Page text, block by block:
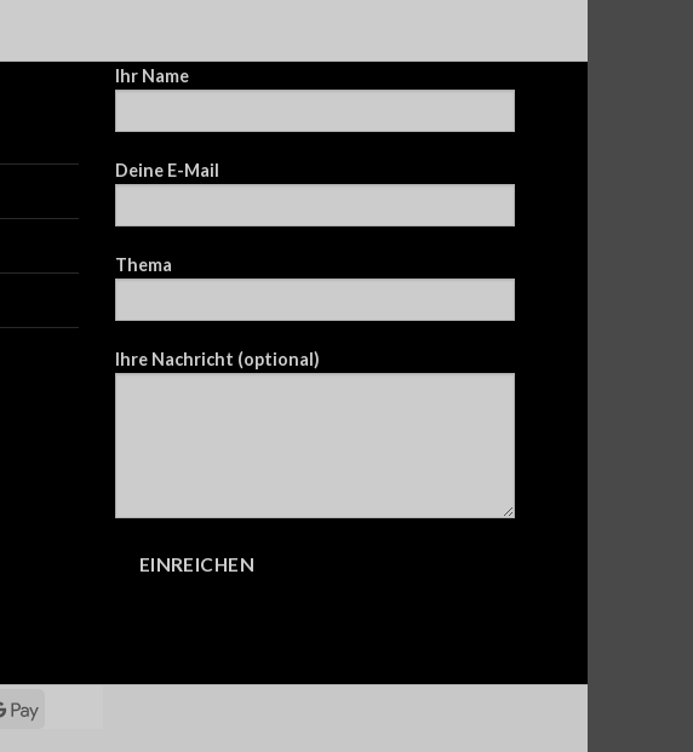
Ihr Name
Deine E-Mail
Thema
Ihre Nachricht (optional)